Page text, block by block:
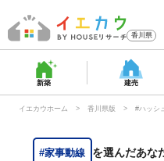
香川県
新築 建売
イエカウホーム 香川県版 #ハッシ
#家事動線 を選んだあな